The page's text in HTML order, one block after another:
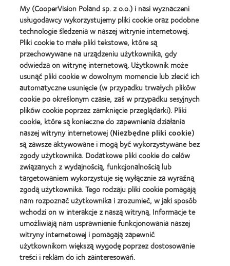
-
nagroda
dla
najlepszego
produktu
Silmo
d'Or
(2013)
Product
of
the
Year
(2013)
Learn
more
about
Best
Companies
for
Leaders
2010
i
2012
(2012)
Learn
more
about
2012
REBRAND
100®
Global
Award
(2012)
Learn
more
about
Lider
kontaktologii
Learn
more
about
Fundacja
Anny
Dymnej
Learn
more
about
BCLA
Industry
Award
Nasze Produkty
Znajdź soczewki dla siebie
My (CooperVision Poland sp. z o.o.) i nasi wyznaczeni
usługodawcy wykorzystujemy pliki cookie oraz podobne
technologie śledzenia w naszej witrynie internetowej.
Pliki cookie to małe pliki tekstowe, które są
przechowywane na urządzeniu użytkownika, gdy
odwiedza on witrynę internetową. Użytkownik może
usunąć pliki cookie w dowolnym momencie lub zlecić ich
automatyczne usunięcie (w przypadku trwałych plików
cookie po określonym czasie, zaś w przypadku sesyjnych
plików cookie poprzez zamknięcie przeglądarki). Pliki
cookie, które są konieczne do zapewnienia działania
naszej witryny internetowej (Niezbędne pliki cookie)
są zawsze aktywowane i mogą być wykorzystywane bez
zgody użytkownika. Dodatkowe pliki cookie do celów
związanych z wydajnością, funkcjonalnością lub
targetowaniem wykorzystuje się wyłącznie za wyraźną
zgodą użytkownika. Tego rodzaju pliki cookie pomagają
nam rozpoznać użytkownika i zrozumieć, w jaki sposób
wchodzi on w interakcje z naszą witryną. Informacje te
umożliwiają nam usprawnienie funkcjonowania naszej
witryny internetowej i pomagają zapewnić
użytkownikom większą wygodę poprzez dostosowanie
treści i reklam do ich zainteresowań.